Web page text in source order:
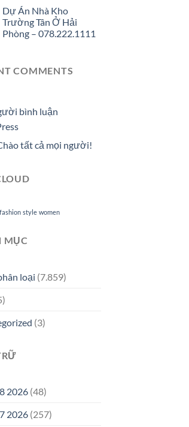
Dự Án Nhà Kho
Trường Tân Ở Hải
Phòng – 078.222.1111
COMMENTS
bình luận
tất cả mọi người!
fashion style women
MỤC
loại (7.859)
(3)
2026(48)
2026(257)